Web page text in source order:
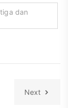
dan
Next